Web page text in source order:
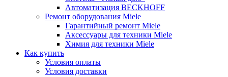
Автоматизация BECKHOFF
Ремонт оборудования Miele
Гарантийный ремонт Miele
Аксессуары для техники Miele
Химия для техники Miele
Как купить
Условия оплаты
Условия доставки